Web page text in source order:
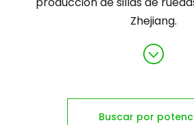
Zhejiang.
Buscar por